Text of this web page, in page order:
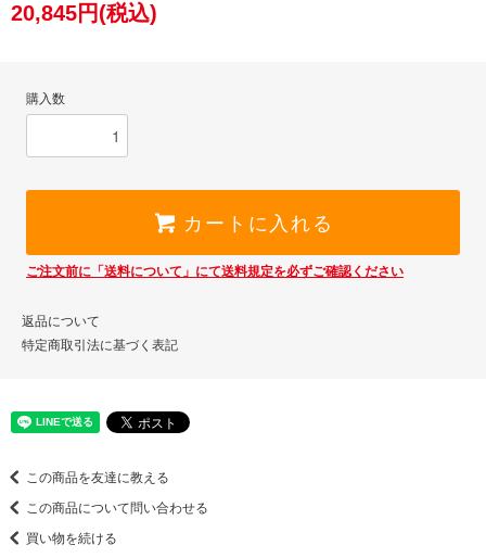
20,845円(税込)
購入数
カートに入れる
ご注文前に「送料について」にて送料規定を必ずご確認ください
返品について
特定商取引法に基づく表記
この商品を友達に教える
この商品について問い合わせる
買い物を続ける